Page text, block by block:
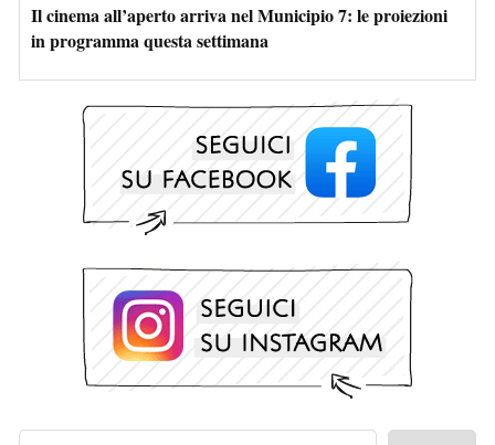
Il cinema all’aperto arriva nel Municipio 7: le proiezioni
in programma questa settimana